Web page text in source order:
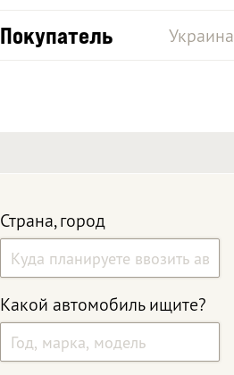
Покупатель Украина
Страна, город
Какой автомобиль ищите?